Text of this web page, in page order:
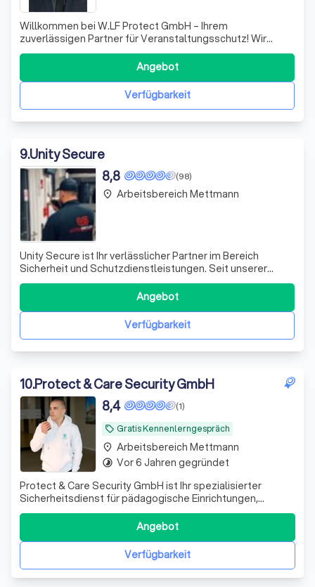
Willkommen bei W.LF Protect GmbH – Ihrem
zuverlässigen Partner für Veranstaltungsschutz! Wir
setzen alles daran, Ihre Sicherheit an jedem Event zu
gewährleisten. Mit unserer langjährigen Erfahrung und
einem engagierten Team von Fachleuten, die sich durch
höchste Professionalität auszeichnen, schaffe
Verfügbarkeit
Angebot
9.Unity Secure
(98)
8,8
Unity Secure ist Ihr verlässlicher Partner im Bereich
Sicherheit und Schutzdienstleistungen. Seit unserer
Gründung im Jahr 2009 haben wir uns darauf spezialisiert,
maßgeschneiderte Sicherheitslösungen anzubieten, die
speziell auf die individuellen Bedürfnisse und
Anforderungen unserer Kunden zugesch
Verfügbarkeit
Angebot
place Arbeitsbereich Mettmann
10.Protect & Care Security GmbH
local_offer Gratis Kennenlerngespräch
(1)
8,4
Protect & Care Security GmbH ist Ihr spezialisierter
Sicherheitsdienst für pädagogische Einrichtungen,
Jugendhilfe, Schulen, Kitas und psychiatrische Kliniken.
Unser Schwerpunkt liegt auf Deeskalation,
Krisenintervention und der professionellen Betreuung von
Systemsprengern sowie verhaltensauffällig
Verfügbarkeit
Angebot
place Arbeitsbereich Mettmann
timelapse Vor 6 Jahren gegründet